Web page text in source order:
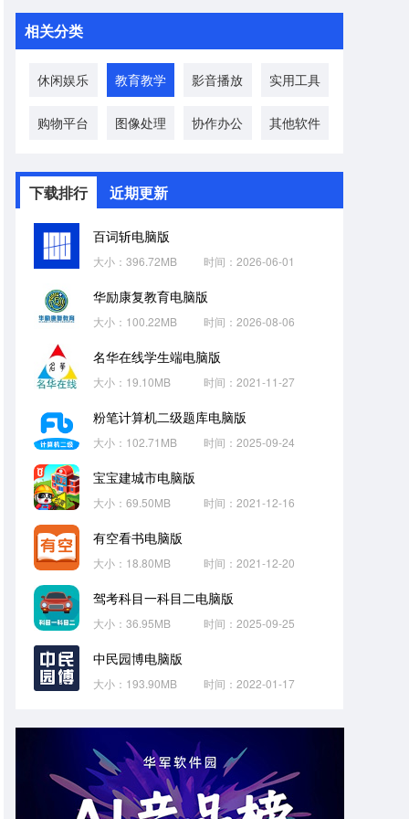
相关分类
休闲娱乐 教育教学 影音播放 实用工具
购物平台 图像处理 协作办公 其他软件
下载排行 近期更新
百词斩电脑版
大小：396.72MB 时间：2026-06-01
华励康复教育电脑版
大小：100.22MB 时间：2026-08-06
名华在线学生端电脑版
大小：19.10MB 时间：2021-11-27
粉笔计算机二级题库电脑版
大小：102.71MB 时间：2025-09-24
宝宝建城市电脑版
大小：69.50MB 时间：2021-12-16
有空看书电脑版
大小：18.80MB 时间：2021-12-20
驾考科目一科目二电脑版
大小：36.95MB 时间：2025-09-25
中民园博电脑版
大小：193.90MB 时间：2022-01-17